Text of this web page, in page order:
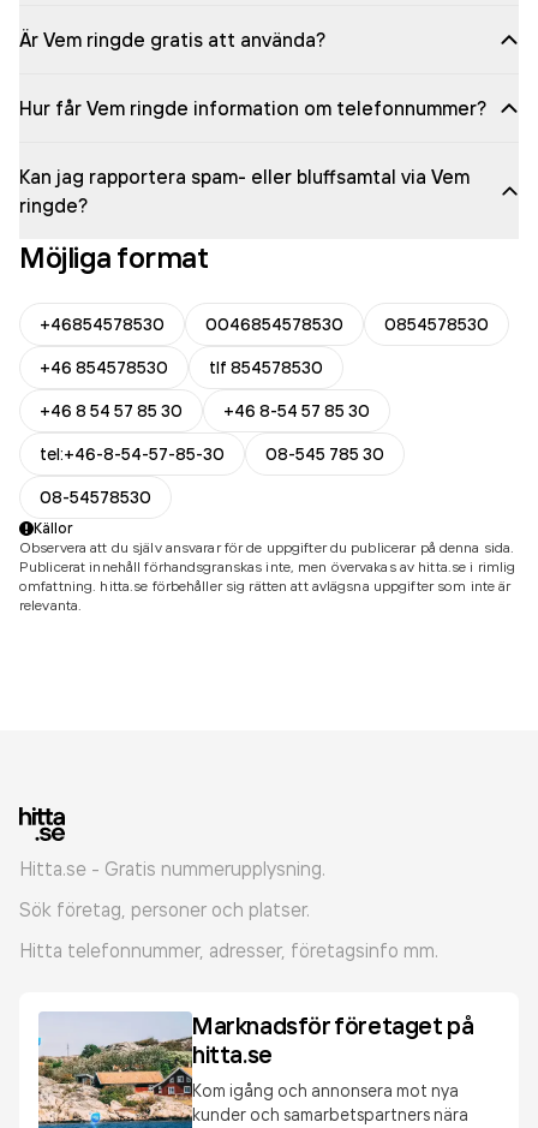
Är Vem ringde gratis att använda?
Hur får Vem ringde information om telefonnummer?
Kan jag rapportera spam- eller bluffsamtal via Vem
ringde?
Möjliga format
+46854578530 0046854578530
0854578530
+46 854578530
tlf 854578530
+46 8 54 57 85 30
+46 8-54 57 85 30
tel:+46-8-54-57-85-30
08-545 785 30
08-54578530
Källor
Observera att du själv ansvarar för de uppgifter du publicerar på denna sida.
Publicerat innehåll förhandsgranskas inte, men övervakas av hitta.se i rimlig
omfattning. hitta.se förbehåller sig rätten att avlägsna uppgifter som inte är
relevanta.
Hitta.se - Gratis nummerupplysning.
Sök företag, personer och platser.
Hitta telefonnummer, adresser, företagsinfo mm.
Marknadsför företaget på
hitta.se
Kom igång och annonsera mot nya
kunder och samarbetspartners nära